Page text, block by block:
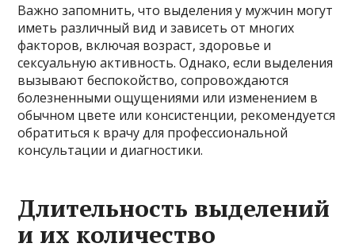
Важно запомнить, что выделения у мужчин могут
иметь различный вид и зависеть от многих
факторов, включая возраст, здоровье и
сексуальную активность. Однако, если выделения
вызывают беспокойство, сопровождаются
болезненными ощущениями или изменением в
обычном цвете или консистенции, рекомендуется
обратиться к врачу для профессиональной
консультации и диагностики.
Длительность выделений
и их количество